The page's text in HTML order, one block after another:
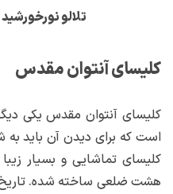
تلالو
کلیسای آنتوان مقدس
کلیسای آنتوان مقدس یکی
است که برای دیدن آن باید
کلیسای تماشایی و بسیار
هشت ضلعی ساخته شده.